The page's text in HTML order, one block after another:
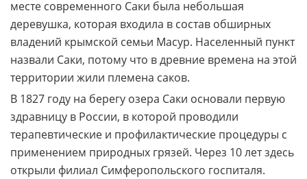
месте современного Саки была небольшая
деревушка, которая входила в состав обширных
владений крымской семьи Масур. Населенный пункт
назвали Саки, потому что в древние времена на этой
территории жили племена саков.
В 1827 году на берегу озера Саки основали первую
здравницу в России, в которой проводили
терапевтические и профилактические процедуры с
применением природных грязей. Через 10 лет здесь
открыли филиал Симферопольского госпиталя.